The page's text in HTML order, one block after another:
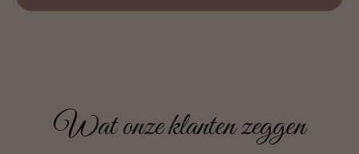
Wat onze klanten zeggen